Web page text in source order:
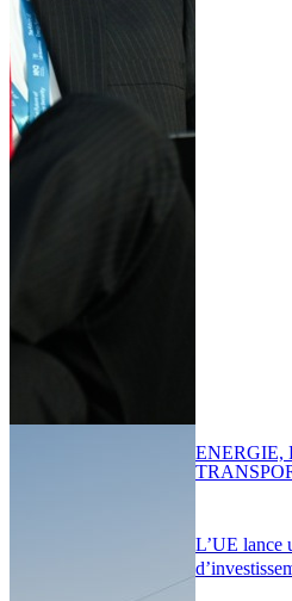
L’UE lance
ENERGIE,